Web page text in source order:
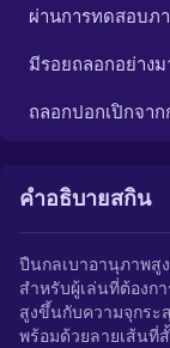
ผ่านการทดสอบภ
มีรอยถลอกอย่างม
ถลอกปอกเปิกจาก
คำอธิบายสกิน
ปืนกลเบาอานุภาพสู
สำหรับผู้เล่นที่ต้องก
สูงขึ้นกับความจุกระ
พร้อมด้วยลายเส้น